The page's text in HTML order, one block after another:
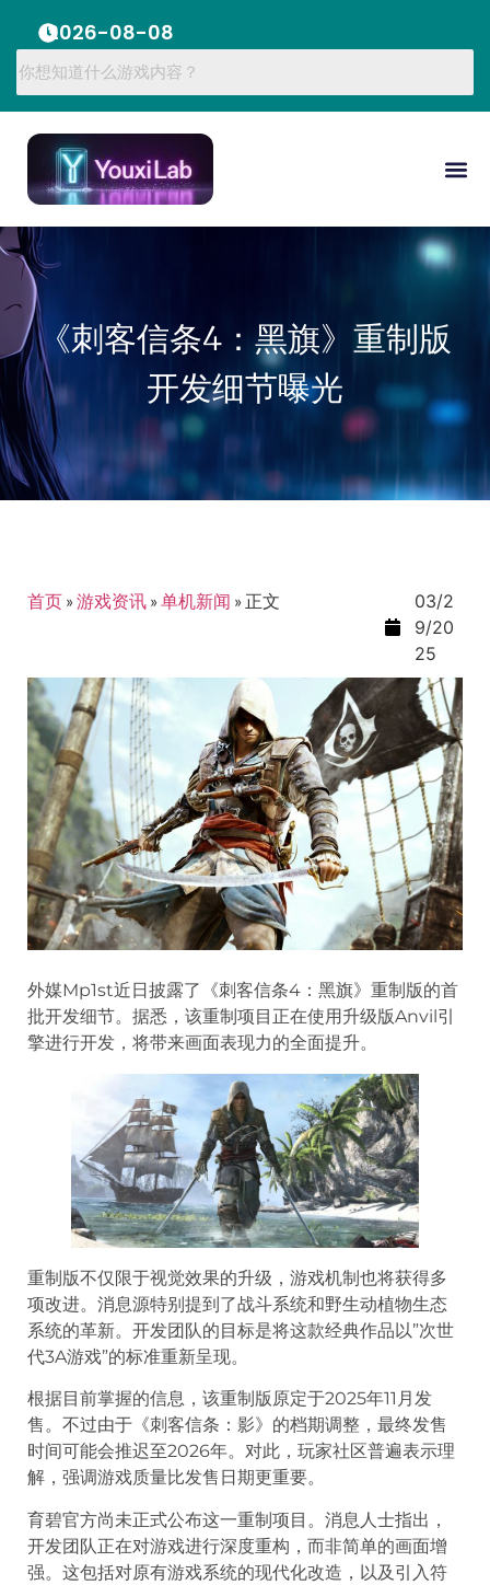
2026-08-08
《刺客信条4：黑旗》重制版
开发细节曝光
首页 »游戏资讯 »单机新闻 » 正文
03/2
9/20
25
外媒Mp1st近日披露了《刺客信条4：黑旗》重制版的首
批开发细节。据悉，该重制项目正在使用升级版Anvil引
擎进行开发，将带来画面表现力的全面提升。
重制版不仅限于视觉效果的升级，游戏机制也将获得多
项改进。消息源特别提到了战斗系统和野生动植物生态
系统的革新。开发团队的目标是将这款经典作品以”次世
代3A游戏”的标准重新呈现。
根据目前掌握的信息，该重制版原定于2025年11月发
售。不过由于《刺客信条：影》的档期调整，最终发售
时间可能会推迟至2026年。对此，玩家社区普遍表示理
解，强调游戏质量比发售日期更重要。
育碧官方尚未正式公布这一重制项目。消息人士指出，
开发团队正在对游戏进行深度重构，而非简单的画面增
强。这包括对原有游戏系统的现代化改造，以及引入符